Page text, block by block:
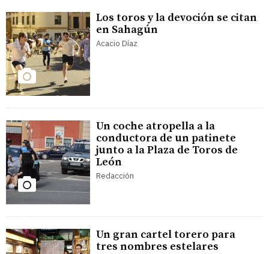
Los toros y la devoción se citan
en Sahagún
Acacio Díaz
Un coche atropella a la
conductora de un patinete
junto a la Plaza de Toros de
León
Redacción
Un gran cartel torero para
tres nombres estelares